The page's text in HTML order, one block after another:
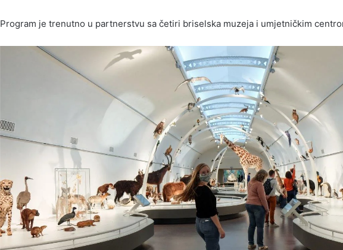
Program je trenutno u partnerstvu sa četiri briselska muzeja i umjetničkim